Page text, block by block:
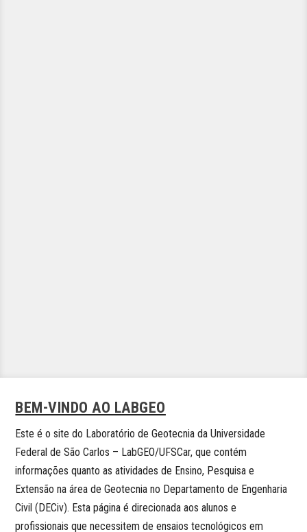
BEM-VINDO AO LABGEO
Este é o site do Laboratório de Geotecnia da Universidade
Federal de São Carlos – LabGEO/UFSCar, que contém
informações quanto as atividades de Ensino, Pesquisa e
Extensão na área de Geotecnia no Departamento de Engenharia
Civil (DECiv). Esta página é direcionada aos alunos e
profissionais que necessitem de ensaios tecnológicos em